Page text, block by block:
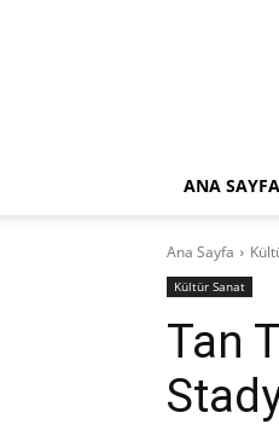
ANA SAYFA
Ana Sayfa
Kültür Sanat
Tan